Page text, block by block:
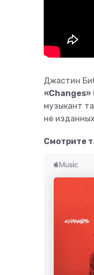
Джастин
«Changes»
музыкант
не
Смотрите